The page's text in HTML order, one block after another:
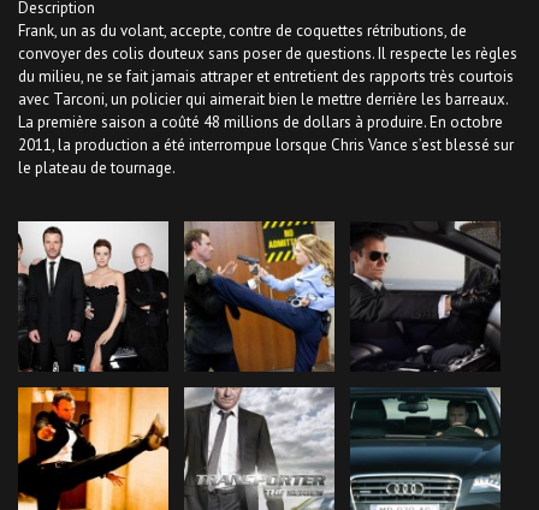
Description
Frank, un as du volant, accepte, contre de coquettes rétributions, de
convoyer des colis douteux sans poser de questions. Il respecte les règles
du milieu, ne se fait jamais attraper et entretient des rapports très courtois
avec Tarconi, un policier qui aimerait bien le mettre derrière les barreaux.
La première saison a coûté 48 millions de dollars à produire. En octobre
2011, la production a été interrompue lorsque Chris Vance s’est blessé sur
le plateau de tournage.